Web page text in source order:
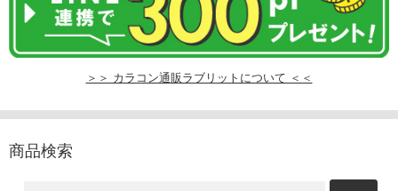
＞＞ カラコン通販ラブリットについて ＜＜
商品検索